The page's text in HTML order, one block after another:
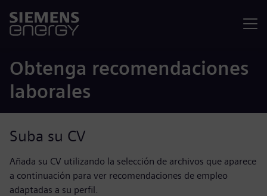
Obtenga recomendaciones
laborales
Suba su CV
Añada su CV utilizando la selección de archivos que aparece
a continuación para ver recomendaciones de empleo
adaptadas a su perfil.